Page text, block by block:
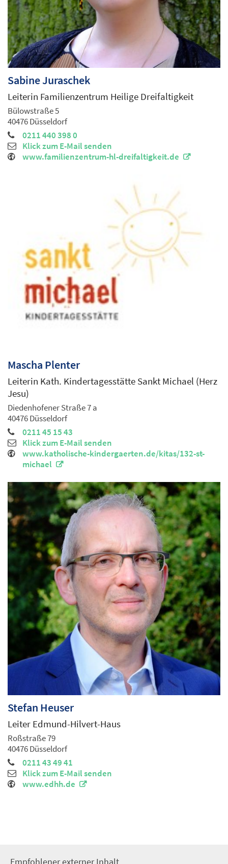
SabineJuraschek
Leiterin Familienzentrum Heilige Dreifaltigkeit
Bülowstraße 5
40476Düsseldorf
0211 440 398 0
Klick zum E-Mail senden
www.familienzentrum-hl-dreifaltigkeit.de
Mascha Plenter
Leiterin Kath. Kindertagesstätte Sankt Michael (Herz
Jesu)
Diedenhofener Straße 7 a
40476Düsseldorf
0211 45 15 43
Klick zum E-Mail senden
www.katholische-kindergaerten.de/kitas/132-st-
michael
Stefan Heuser
Leiter Edmund-Hilvert-Haus
Roßstraße 79
40476Düsseldorf
0211 43 49 41
Klick zum E-Mail senden
www.edhh.de